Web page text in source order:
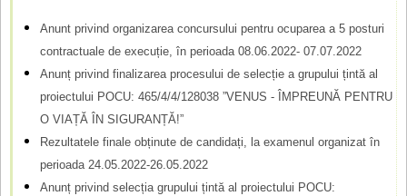
m
d
Anunt privind organizarea concursului pentru ocuparea a 5 posturi
contractuale de execuție, în perioada 08.06.2022- 07.07.2022
Anunț privind finalizarea procesului de selecție a grupului țintă al
proiectului POCU: 465/4/4/128038 ”VENUS - ÎMPREUNĂ PENTRU
O VIAȚĂ ÎN SIGURANȚĂ!”
Rezultatele finale obținute de candidați, la examenul organizat în
perioada 24.05.2022-26.05.2022
Anunț privind selecția grupului țintă al proiectului POCU: